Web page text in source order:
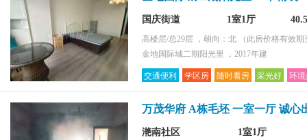
国庆街道 1室1厅
高楼层/总29层 ，朝向：北
（此房价格有效
金地国际城二期阳光里 ，2017年建
交通便利 学区房 随时看房 采光好 环
万茂华府 A栋毛坯 一室一厅 诚心
滟南社区 1室1厅